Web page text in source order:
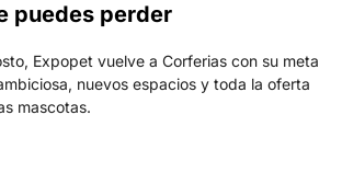
puedes perder
Expopet vuelve a Corferias con su meta
nuevos espacios y toda la oferta
mascotas.